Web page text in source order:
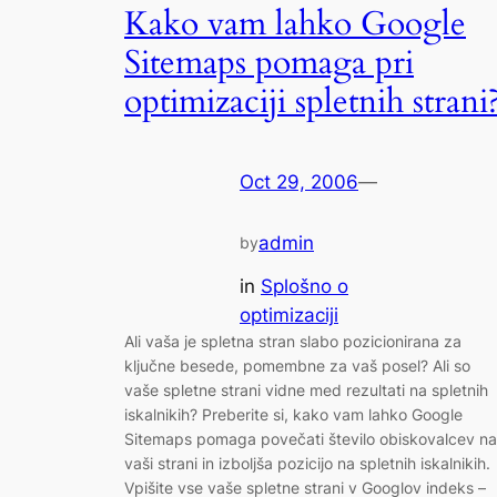
Kako vam lahko Google
Sitemaps pomaga pri
optimizaciji spletnih
Oct 29, 2006—
byadmin
in Splošno o
optimizaciji
Ali vaša je spletna stran slabo pozicionirana za
ključne besede, pomembne za vaš posel? Ali so
vaše spletne strani vidne med rezultati na spletnih
iskalnikih? Preberite si, kako vam lahko Google
Sitemaps pomaga povečati število obiskovalcev na
vaši strani in izboljša pozicijo na spletnih iskalnikih.
Vpišite vse vaše spletne strani v Googlov indeks –